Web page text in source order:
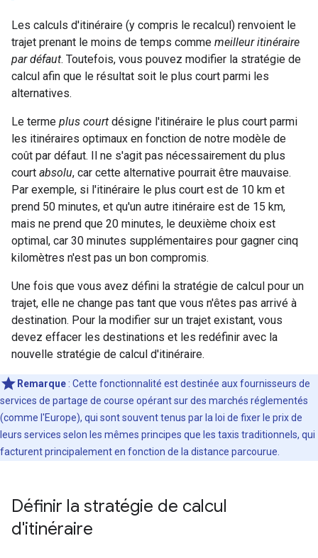
Les calculs d'itinéraire (y compris le recalcul) renvoient le
trajet prenant le moins de temps comme meilleur itinéraire
par défaut. Toutefois, vous pouvez modifier la stratégie de
calcul afin que le résultat soit le plus court parmi les
alternatives.
Le terme plus court désigne l'itinéraire le plus court parmi
les itinéraires optimaux en fonction de notre modèle de
coût par défaut. Il ne s'agit pas nécessairement du plus
court absolu, car cette alternative pourrait être mauvaise.
Par exemple, si l'itinéraire le plus court est de 10 km et
prend 50 minutes, et qu'un autre itinéraire est de 15 km,
mais ne prend que 20 minutes, le deuxième choix est
optimal, car 30 minutes supplémentaires pour gagner cinq
kilomètres n'est pas un bon compromis.
Une fois que vous avez défini la stratégie de calcul pour un
trajet, elle ne change pas tant que vous n'êtes pas arrivé à
destination. Pour la modifier sur un trajet existant, vous
devez effacer les destinations et les redéfinir avec la
nouvelle stratégie de calcul d'itinéraire.
Remarque : Cette fonctionnalité est destinée aux fournisseurs de
services de partage de course opérant sur des marchés réglementés
(comme l'Europe), qui sont souvent tenus par la loi de fixer le prix de
leurs services selon les mêmes principes que les taxis traditionnels, qui
facturent principalement en fonction de la distance parcourue.
Définir la stratégie de calcul
d'itinéraire